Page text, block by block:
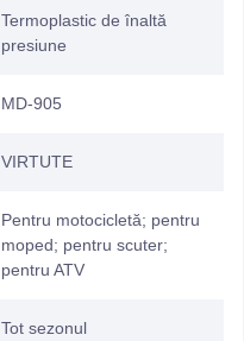
Termoplastic de înaltă
presiune
MD-905
VIRTUTE
Pentru motocicletă; pentru
moped; pentru scuter;
pentru ATV
Tot sezonul